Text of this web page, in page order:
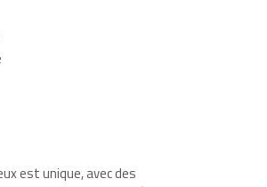
est unique, avec des